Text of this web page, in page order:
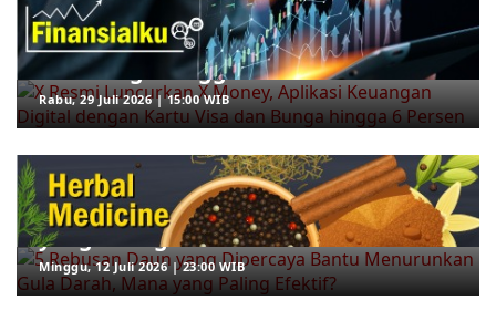
X Resmi Luncurkan X Money, Aplikasi
Keuangan Digital dengan Kartu Visa
dan Bunga hingga 6 Persen
Rabu, 29 Juli 2026 | 15:00 WIB
5 Rebusan Daun yang Dipercaya
Bantu Menurunkan Gula Darah, Mana
yang Paling Efektif?
Minggu, 12 Juli 2026 | 23:00 WIB